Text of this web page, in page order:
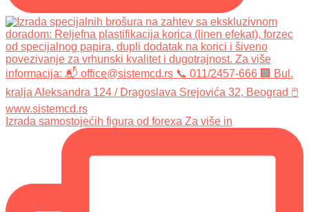
Izrada samostojećih figura od forexa Za više in